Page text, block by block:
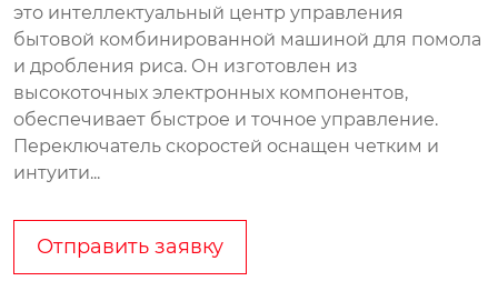
это интеллектуальный центр управления
бытовой комбинированной машиной для помола
и дробления риса. Он изготовлен из
высокоточных электронных компонентов,
обеспечивает быстрое и точное управление.
Переключатель скоростей оснащен четким и
интуити...
Отправить заявку